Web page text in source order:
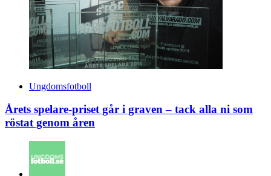
Ungdomsfotboll
Årets spelare-priset går i graven – tack alla ni som
röstat genom åren